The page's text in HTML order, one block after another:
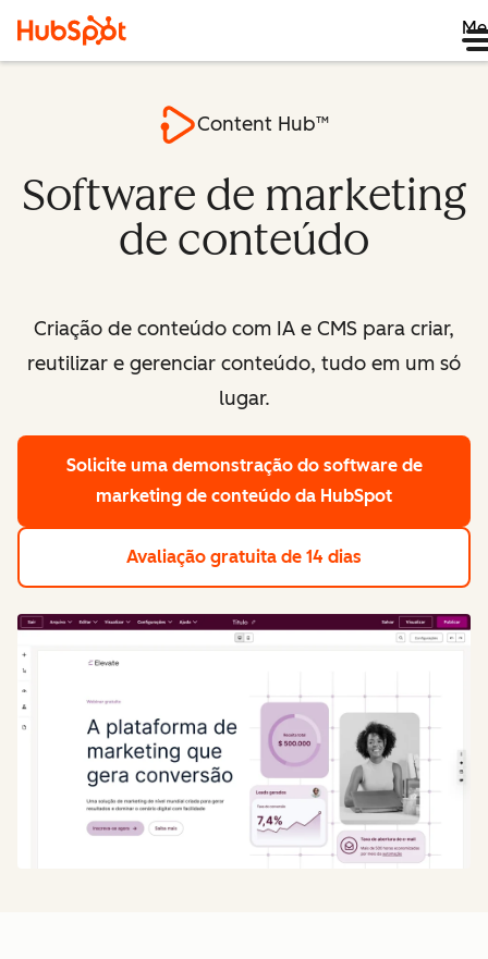
Content Hub™
Software de marketing
de conteúdo
Criação de conteúdo com IA e CMS para criar,
reutilizar e gerenciar conteúdo, tudo em um só
lugar.
Solicite uma demonstração do software de
marketing de conteúdo da HubSpot
Avaliação gratuita de 14 dias